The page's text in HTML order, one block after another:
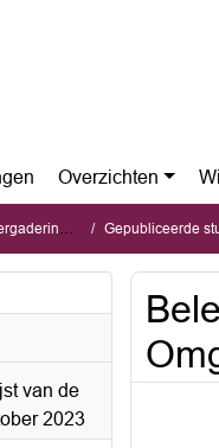
Overzichten
Gepubliceerde stukken
van de
2023